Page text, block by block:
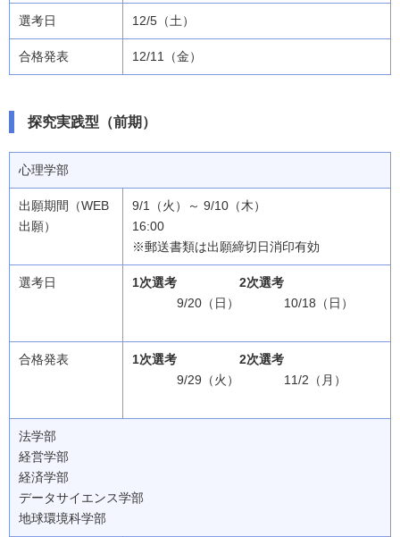
12/5（土）
12/11（金）
探究実践型（前期）
心理学部
9/1（火）～ 9/10（木）
16:00
※郵送書類は出願締切日消印有効
1次選考
9/20（日）
2次選考
10/18（日）
1次選考
9/29（火）
2次選考
11/2（月）
法学部
経営学部
経済学部
データサイエンス学部
地球環境科学部